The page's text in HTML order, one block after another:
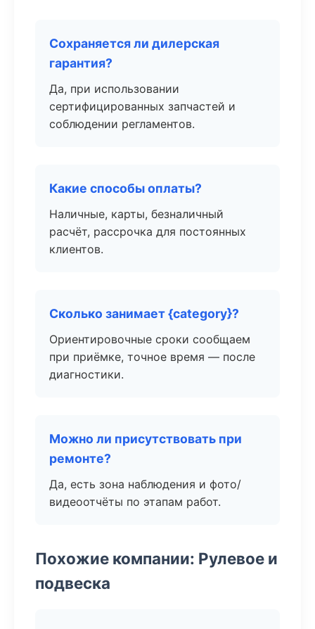
Сохраняется ли дилерская
гарантия?
Да, при использовании
сертифицированных запчастей и
соблюдении регламентов.
Какие способы оплаты?
Наличные, карты, безналичный
расчёт, рассрочка для постоянных
клиентов.
Сколько занимает {category}?
Ориентировочные сроки сообщаем
при приёмке, точное время — после
диагностики.
Можно ли присутствовать при
ремонте?
Да, есть зона наблюдения и фото/
видеоотчёты по этапам работ.
Похожие компании: Рулевое и
подвеска